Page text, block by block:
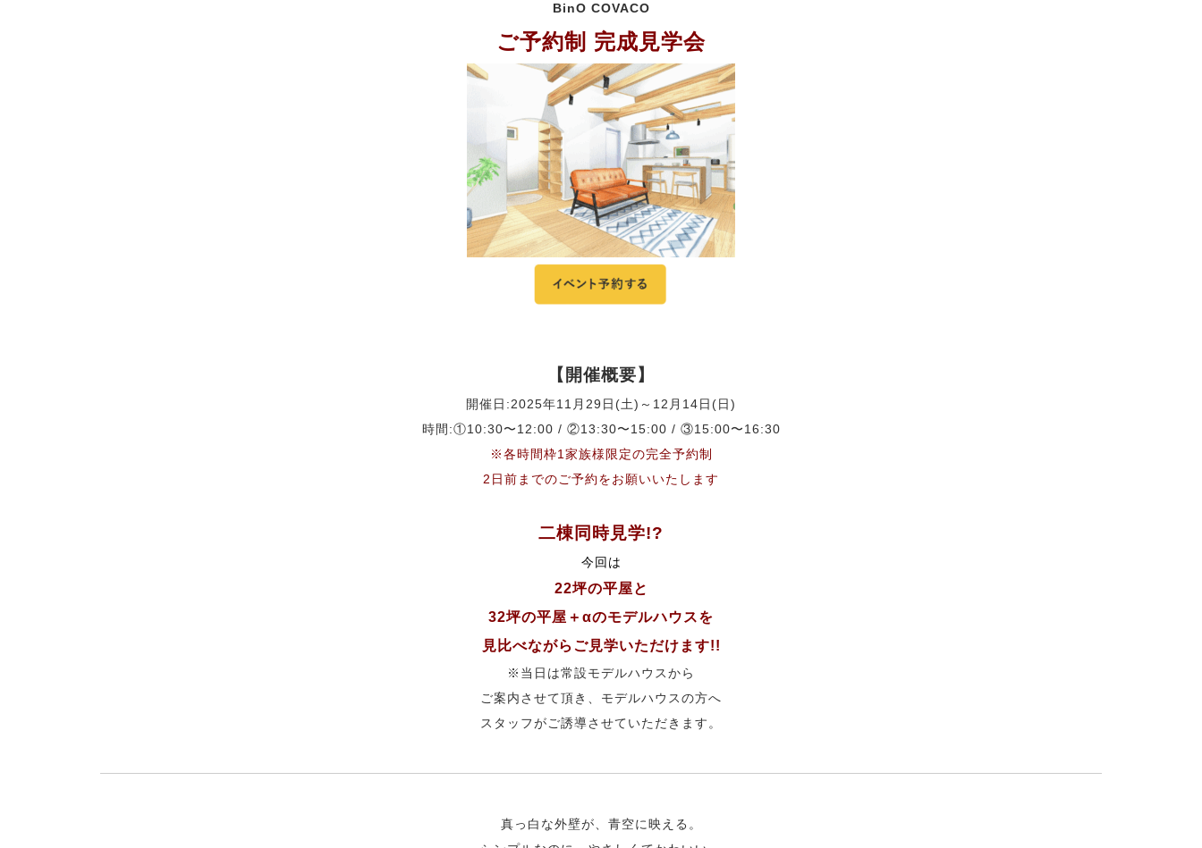
BinO COVACO
ご予約制 完成見学会
【開催概要】
開催日:2025年11月29日(土)～12月14日(日)
時間:①10:30〜12:00 / ②13:30〜15:00 / ③15:00〜16:30
※各時間枠1家族様限定の完全予約制
2日前までのご予約をお願いいたします
二棟同時見学!?
今回は
22坪の平屋と
32坪の平屋＋αのモデルハウスを
見比べながらご見学いただけます!!
※当日は常設モデルハウスから
ご案内させて頂き、モデルハウスの方へ
スタッフがご誘導させていただきます。
真っ白な外壁が、青空に映える。